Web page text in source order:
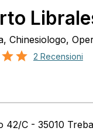
Chinesiologo,
2 Recensioni
42/C - 35010